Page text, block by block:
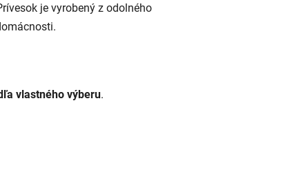
je vyrobený z odolného
vlastného výberu.